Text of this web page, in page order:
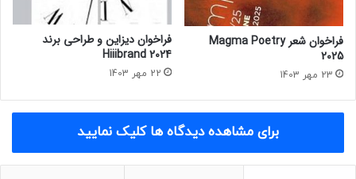
ی
م
ع
ص
ر
r
a
A
r
t
t
r
e
t
فراخوان شعر Magma Poetry
2025
23 مهر 1403
فراخوان دیزاین و طراحی برند
Hiiibrand 2024
22 مهر 1403
برای مشاهده دیدگاه ها کلیک نمایید